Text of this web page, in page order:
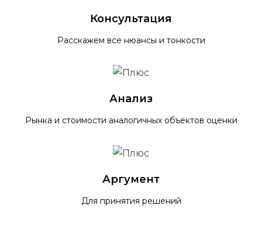
Консультация
Расскажем все нюансы и тонкости
Анализ
Рынка и стоимости аналогичных объектов оценки
Аргумент
Для принятия решений